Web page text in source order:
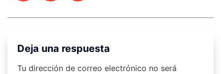
Deja una respuesta
Tu dirección de correo electrónico no será